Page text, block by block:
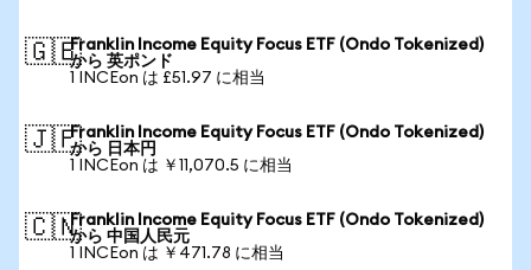
🇬🇧Franklin Income Equity Focus ETF (Ondo Tokenized)
から 英ポンド
1 INCEon は £51.97 に相当
🇯🇵Franklin Income Equity Focus ETF (Ondo Tokenized)
から 日本円
1 INCEon は ￥11,070.5 に相当
🇨🇳Franklin Income Equity Focus ETF (Ondo Tokenized)
から 中国人民元
1 INCEon は ￥471.78 に相当